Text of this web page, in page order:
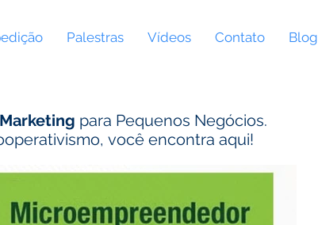
Palestras Vídeos Contato Blog
para Pequenos Negócios.
você encontra aqui!